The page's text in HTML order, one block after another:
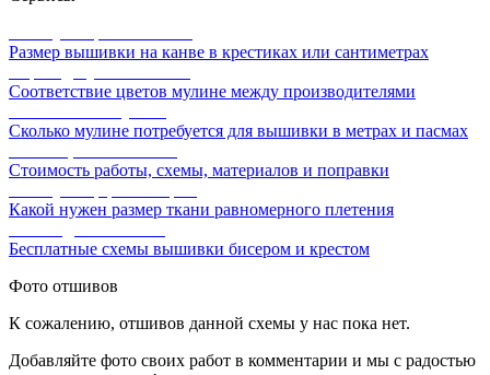
Размер вышивки на канве в крестиках или сантиметрах
Соответствие цветов мулине между производителями
Сколько мулине потребуется для вышивки в метрах и пасмах
Стоимость работы, схемы, материалов и поправки
Какой нужен размер ткани равномерного плетения
Бесплатные схемы вышивки бисером и крестом
Фото отшивов
К сожалению, отшивов данной схемы у нас пока нет.
Добавляйте фото своих работ в комментарии и мы с радостью